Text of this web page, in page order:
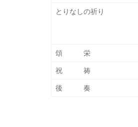
とりなしの祈り
頌 栄
祝 祷
後 奏